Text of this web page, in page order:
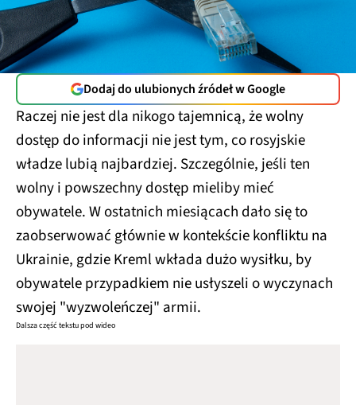
Dodaj do ulubionych źródeł w Google
Raczej nie jest dla nikogo tajemnicą, że wolny
dostęp do informacji nie jest tym, co rosyjskie
władze lubią najbardziej. Szczególnie, jeśli ten
wolny i powszechny dostęp mieliby mieć
obywatele. W ostatnich miesiącach dało się to
zaobserwować głównie w kontekście konfliktu na
Ukrainie, gdzie Kreml wkłada dużo wysiłku, by
obywatele przypadkiem nie usłyszeli o wyczynach
swojej "wyzwoleńczej" armii.
Dalsza część tekstu pod wideo